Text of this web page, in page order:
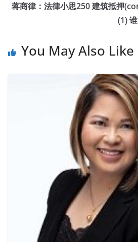
蒋商律：法律小思250 建筑抵押
(1)
You May Also Like